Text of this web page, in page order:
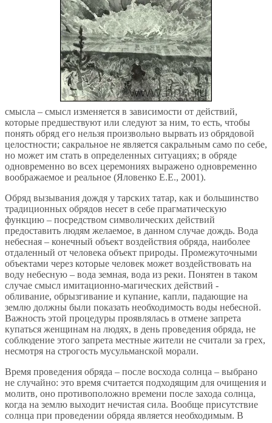
смысла – смысл изменяется в зависимости от действий,
которые предшествуют или следуют за ним, то есть, чтобы
понять обряд его нельзя произвольно вырвать из обрядовой
целостности; сакральное не является сакральным само по себе,
но может им стать в определенных ситуациях; в обряде
одновременно во всех церемониях выражено одновременно
воображаемое и реальное (Яловенко Е.Е., 2001).
Обряд вызывания дождя у тарских татар, как и большинство
традиционных обрядов несет в себе прагматическую
функцию – посредством символических действий
предоставить людям желаемое, в данном случае дождь. Вода
небесная – конечный объект воздействия обряда, наиболее
отдаленный от человека объект природы. Промежуточными
объектами через которые человек может воздействовать на
воду небесную – вода земная, вода из реки. Понятен в таком
случае смысл имитационно-магических действий -
обливание, обрызгивание и купание, капли, падающие на
землю должны были показать необходимость воды небесной.
Важность этой процедуры проявлялась в отмене запрета
купаться женщинам на людях, в день проведения обряда, не
соблюдение этого запрета местные жители не считали за грех,
несмотря на строгость мусульманской морали.
Время проведения обряда – после восхода солнца – выбрано
не случайно: это время считается подходящим для очищения и
молитв, оно противоположно времени после захода солнца,
когда на землю выходит нечистая сила. Вообще присутствие
солнца при проведении обряда является необходимым. В